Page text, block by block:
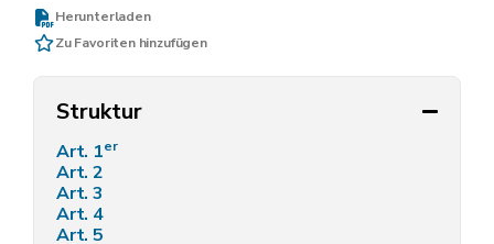
Herunterladen
Zu Favoriten hinzufügen
Struktur
Art. 1er
Art. 2
Art. 3
Art. 4
Art. 5